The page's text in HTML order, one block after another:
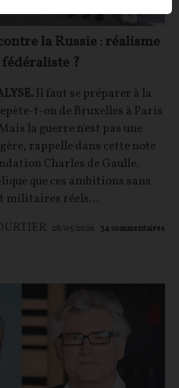
la Russie : réalisme
?
Il faut se préparer à la
t-on de Bruxelles à Paris
la guerre n'est pas une
rappelle dans cette note
Charles de Gaulle.
que ces ambitions sans
militaires réels...
28/05/2026 34commentaires